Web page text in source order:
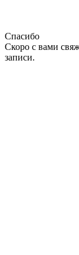
Спасибо
Скоро с вами
записи.